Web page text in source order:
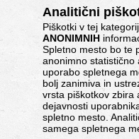
Analitični
Piškotki v tej
ANONIMNIH
Spletno mesto bo te
anonimno statistično
uporabo spletnega
bolj zanimiva in
vrsta piškotkov zbira
dejavnosti
spletno mesto.
samega spletnega